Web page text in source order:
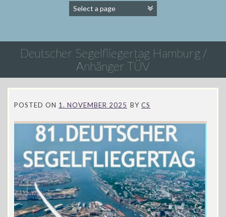
Deutscher Segelfliegertag Hamburg /
Anhänger TÜV
POSTED ON 1. NOVEMBER 2025 BY CS